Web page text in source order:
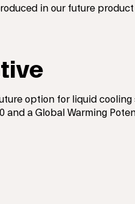
in our future
option for liquid
and a Global Warming